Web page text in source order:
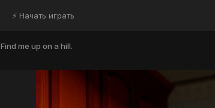
⚡ Начать играть
Find me up on a hill.